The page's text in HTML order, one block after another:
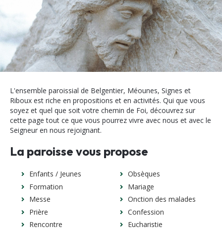
L'ensemble paroissial de Belgentier, Méounes, Signes et
Riboux est riche en propositions et en activités. Qui que vous
soyez et quel que soit votre chemin de Foi, découvrez sur
cette page tout ce que vous pourrez vivre avec nous et avec le
Seigneur en nous rejoignant.
La paroisse vous propose
Enfants / Jeunes
Formation
Messe
Prière
Rencontre
Obsèques
Mariage
Onction des malades
Confession
Eucharistie